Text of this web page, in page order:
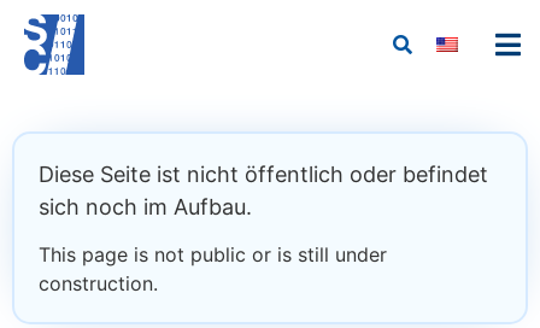
Diese Seite ist nicht öffentlich oder befindet
sich noch im Aufbau.
This page is not public or is still under
construction.